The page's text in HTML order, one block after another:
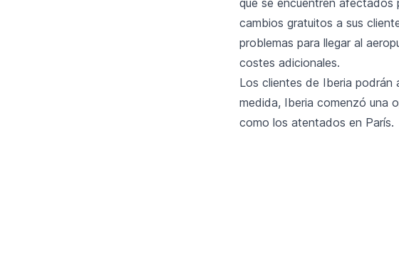
cambios gratuitos a sus
problemas para llegar al
costes adicionales.
Los clientes de Iberia
medida, Iberia comenzó una
como los atentados en París.